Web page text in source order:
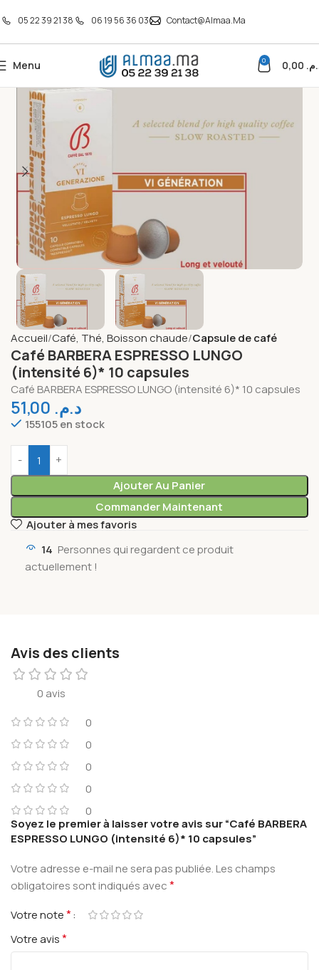
05 22 39 21 38 06 19 56 36 03 Contact@almaa.ma
Menu 0
Accueil Café, Thé, Boisson chaude Capsule de café
Café BARBERA ESPRESSO LUNGO
(intensité 6)* 10 capsules
Café BARBERA ESPRESSO LUNGO (intensité 6)* 10 capsules
د.م.
155105 en stock
Ajouter Au Panier
Commander Maintenant
Ajouter à mes favoris
14 Personnes qui regardent ce produit
actuellement !
Avis des clients
0 avis
0
0
0
0
0
Soyez le premier à laisser votre avis sur “Café BARBERA
ESPRESSO LUNGO (intensité 6)* 10 capsules”
Votre adresse e-mail ne sera pas publiée.Les champs
obligatoires sont indiqués avec*
Votre note*
Votre avis*